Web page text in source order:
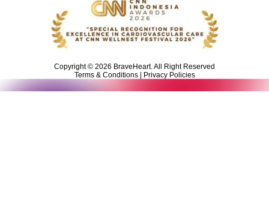
Copyright © 2026 BraveHeart. All Right Reserved
Terms & Conditions | Privacy Policies